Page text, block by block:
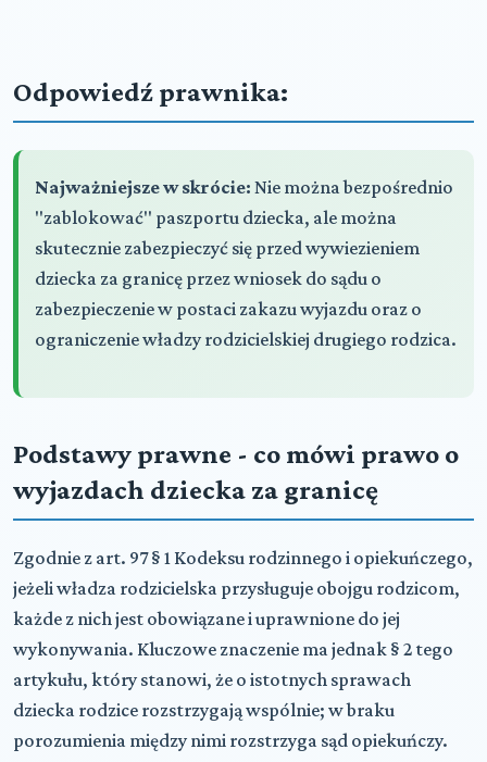
Odpowiedź prawnika:
Najważniejsze w skrócie: Nie można bezpośrednio
"zablokować" paszportu dziecka, ale można
skutecznie zabezpieczyć się przed wywiezieniem
dziecka za granicę przez wniosek do sądu o
zabezpieczenie w postaci zakazu wyjazdu oraz o
ograniczenie władzy rodzicielskiej drugiego rodzica.
Podstawy prawne - co mówi prawo o
wyjazdach dziecka za granicę
Zgodnie z art. 97 § 1 Kodeksu rodzinnego i opiekuńczego,
jeżeli władza rodzicielska przysługuje obojgu rodzicom,
każde z nich jest obowiązane i uprawnione do jej
wykonywania. Kluczowe znaczenie ma jednak § 2 tego
artykułu, który stanowi, że o istotnych sprawach
dziecka rodzice rozstrzygają wspólnie; w braku
porozumienia między nimi rozstrzyga sąd opiekuńczy.